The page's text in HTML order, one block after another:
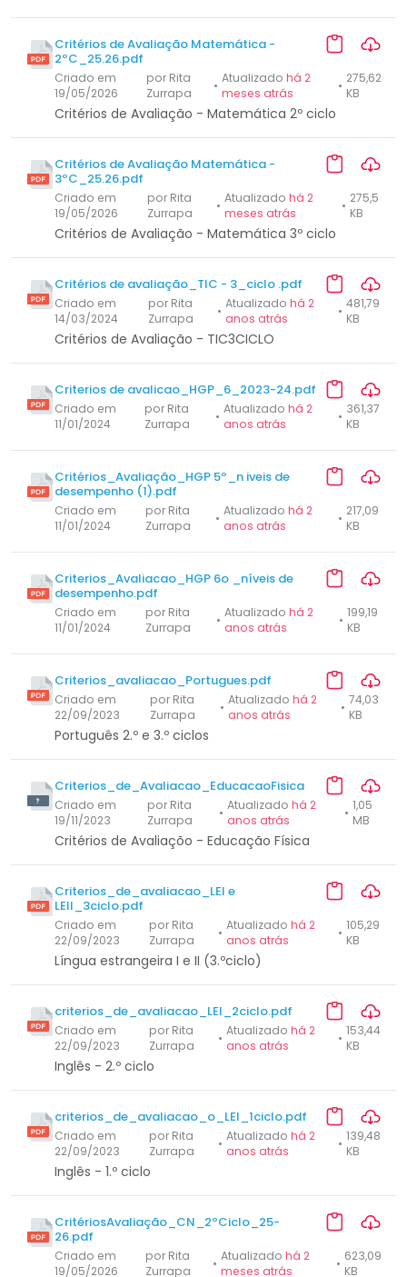
Critérios de Avaliação Matemática -
2ºC_25.26.pdf
Criado em
19/05/2026
por Rita
Zurrapa
• Atualizadohá 2
meses atrás
• 275,62
KB
Critérios de Avaliação - Matemática 2º ciclo
Critérios de Avaliação Matemática -
3ºC_25.26.pdf
Criado em
19/05/2026
por Rita
Zurrapa
• Atualizado há 2
meses atrás
• 275,5
KB
Critérios de Avaliação - Matemática 3º ciclo
Critérios de avaliação_TIC - 3_ciclo .pdf
Criado em
14/03/2024
por Rita
Zurrapa
• Atualizadohá 2
anos atrás
• 481,79
KB
Critérios de Avaliação - TIC3CICLO
Criterios de avalicao_HGP_6_2023-24.pdf
Criado em
11/01/2024
por Rita
Zurrapa
• Atualizado há 2
anos atrás
• 361,37
KB
Critérios_Avaliação_HGP 5º_n iveis de
desempenho (1).pdf
Criado em
11/01/2024
por Rita
Zurrapa
• Atualizado há 2
anos atrás
• 217,09
KB
Criterios_Avaliacao_HGP 6o _níveis de
desempenho.pdf
Criado em
11/01/2024
por Rita
Zurrapa
• Atualizado há 2
anos atrás
• 199,19
KB
Criterios_avaliacao_Portugues.pdf
Criado em
22/09/2023
por Rita
Zurrapa
• Atualizado há 2
anos atrás
• 74,03
KB
Português 2.º e 3.º ciclos
Criterios_de_Avaliacao_EducacaoFisica
Criado em
19/11/2023
por Rita
Zurrapa
• Atualizado há 2
anos atrás
• 1,05
MB
Critérios de Avaliaçõo - Educação Física
Criterios_de_avaliacao_LEI e
LEII_3ciclo.pdf
Criado em
22/09/2023
por Rita
Zurrapa
• Atualizadohá 2
anos atrás
• 105,29
KB
Língua estrangeira I e II (3.ºciclo)
criterios_de_avaliacao_LEI_2ciclo.pdf
Criado em
22/09/2023
por Rita
Zurrapa
• Atualizado há 2
anos atrás
• 153,44
KB
Inglês - 2.º ciclo
criterios_de_avaliacao_o_LEI_1ciclo.pdf
Criado em
22/09/2023
por Rita
Zurrapa
• Atualizado há 2
anos atrás
• 139,48
KB
Inglês - 1.º ciclo
CritériosAvaliação_CN_2ºCiclo_25-
26.pdf
Criado em
19/05/2026
por Rita
Zurrapa
• Atualizadohá 2
meses atrás
• 623,09
KB